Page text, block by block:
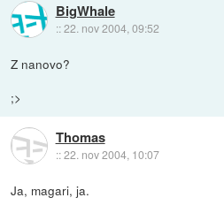
BigWhale
::22. nov 2004, 09:52
Z nanovo?
;>
Thomas
::22. nov 2004, 10:07
Ja, magari, ja.